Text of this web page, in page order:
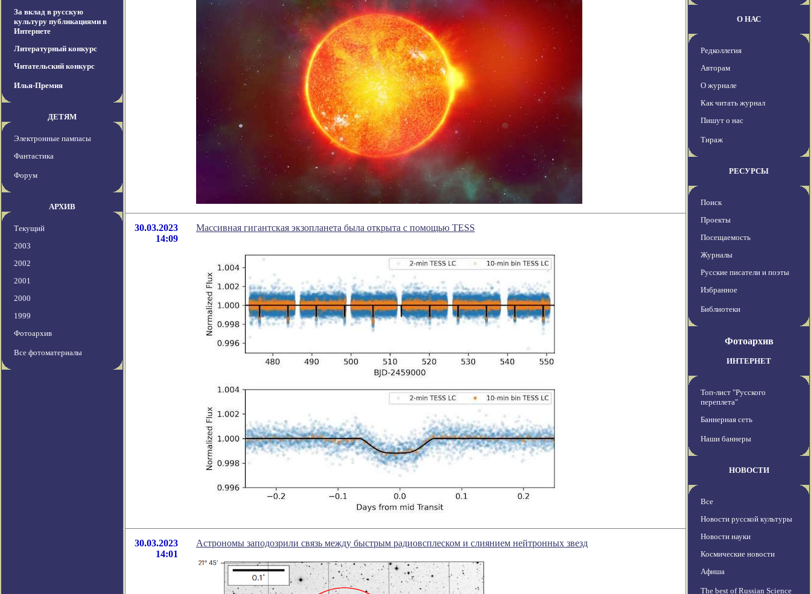
За вклад в русскую
культуру публикациями в
Интернете
Литературный конкурс
Читательский конкурс
Илья-Премия
ДЕТЯМ
Электронные пампасы
Фантастика
Форум
АРХИВ
Текущий
2003
2002
2001
2000
1999
Фотоархив
Все фотоматериалы
30.03.2023
14:09
Массивная гигантская экзопланета была открыта с помощью TESS
30.03.2023
14:01
Астрономы заподозрили связь между быстрым радиовсплеском и слиянием нейтронных звезд
О НАС
Редколлегия
Авторам
О журнале
Как читать журнал
Пишут о нас
Тираж
РЕСУРСЫ
Поиск
Проекты
Посещаемость
Журналы
Русские писатели и поэты
Избранное
Библиотеки
Фотоархив
ИНТЕРНЕТ
Топ-лист "Русского
переплета"
Баннерная сеть
Наши баннеры
НОВОСТИ
Все
Новости русской культуры
Новости науки
Космические новости
Афиша
The best of Russian Science